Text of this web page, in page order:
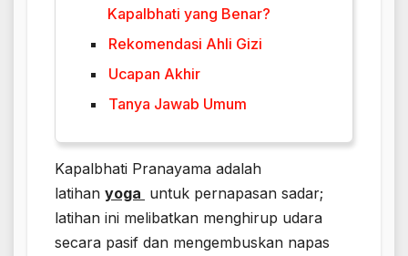
Kapalbhati yang Benar?
Rekomendasi Ahli Gizi
Ucapan Akhir
Tanya Jawab Umum
Kapalbhati Pranayama adalah
latihan yoga untuk pernapasan sadar;
latihan ini melibatkan menghirup udara
secara pasif dan mengembuskan napas